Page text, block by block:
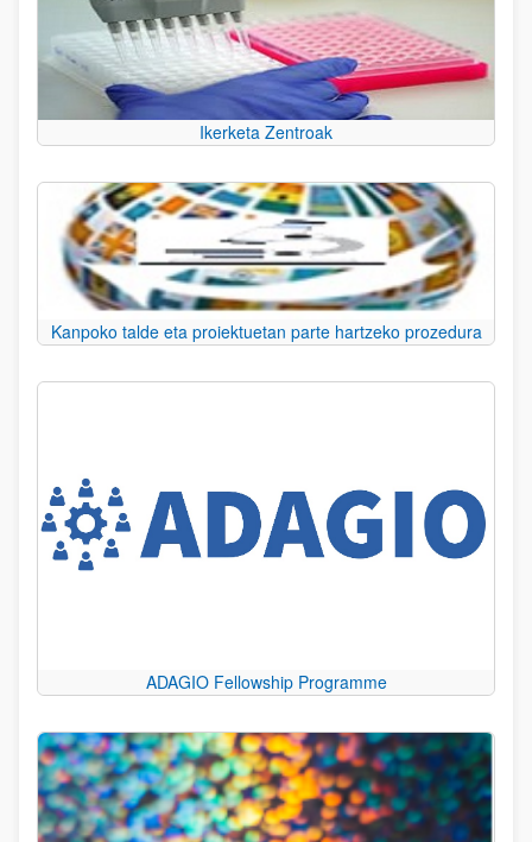
Ikerketa Zentroak
Kanpoko talde eta proiektuetan parte hartzeko prozedura
ADAGIO Fellowship Programme